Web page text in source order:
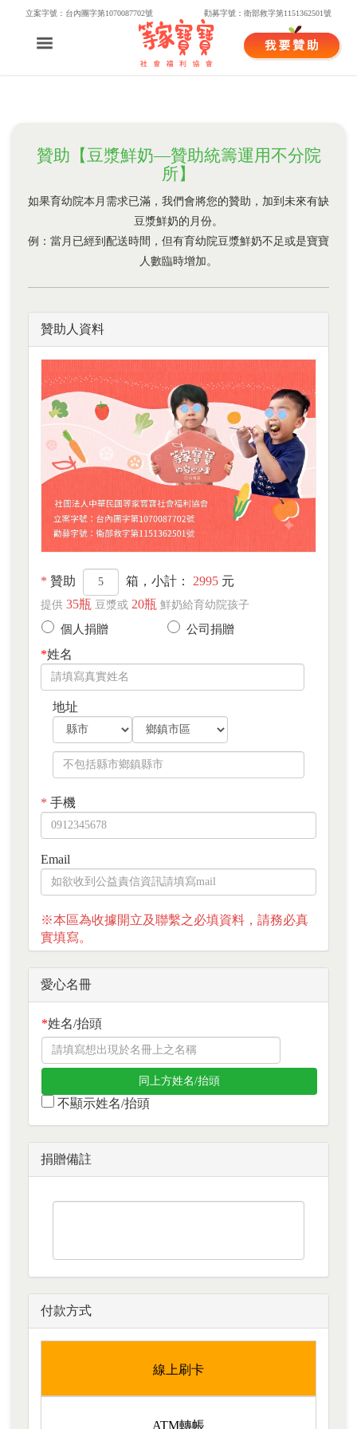
立案字號：台內團字第1070087702號 勸募字號：衛部救字第1151362501號
贊助【豆漿鮮奶—贊助統籌運用不分院
所】
如果育幼院本月需求已滿，我們會將您的贊助，加到未來有缺
豆漿鮮奶的月份。
例：當月已經到配送時間，但有育幼院豆漿鮮奶不足或是寶寶
人數臨時增加。
贊助人資料
* 贊助 箱，小計： 2995 元
提供 35瓶 豆漿或 20瓶 鮮奶給育幼院孩子
個人捐贈 公司捐贈
*姓名
地址
* 手機
Email
※本區為收據開立及聯繫之必填資料，請務必真
實填寫。
愛心名冊
*姓名/抬頭
同上方姓名/抬頭
不顯示姓名/抬頭
捐贈備註
付款方式
線上刷卡
ATM轉帳